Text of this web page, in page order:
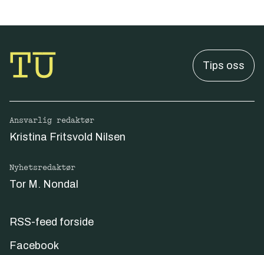
Tips oss
Ansvarlig redaktør
Kristina Fritsvold Nilsen
Nyhetsredaktør
Tor M. Nondal
RSS-feed forside
Facebook